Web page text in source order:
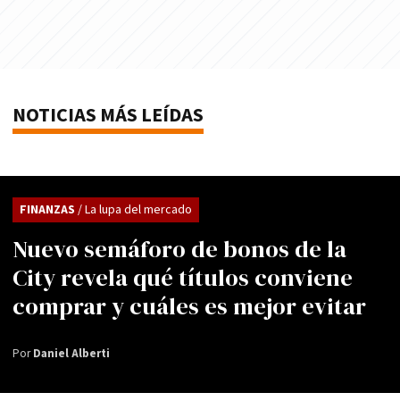
NOTICIAS MÁS LEÍDAS
Nuevo semáforo de bonos de la
City revela qué títulos conviene
comprar y cuáles es mejor evitar
FINANZAS / La lupa del mercado
PorDaniel Alberti